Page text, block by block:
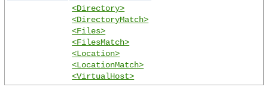
<Directory>
<DirectoryMatch>
<Files>
<FilesMatch>
<Location>
<LocationMatch>
<VirtualHost>